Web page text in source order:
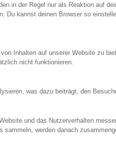
in der Regel nur als Reaktion auf
kannst deinen Browser so
Inhalten auf unserer Website zu
nicht funktionieren.
was dazu beiträgt, den
und das Nutzerverhalten
werden danach